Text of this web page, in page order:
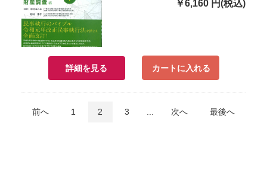
￥6,160 円(税込)
詳細を見る カートに入れる
前へ 1 2 3 次へ 最後へ